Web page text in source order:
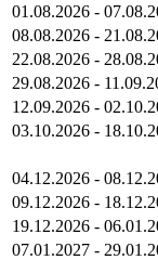
01.08.2026 -
08.08.2026 -
22.08.2026 -
29.08.2026 -
12.09.2026 -
03.10.2026 -
04.12.2026 -
09.12.2026 -
19.12.2026 -
07.01.2027 -